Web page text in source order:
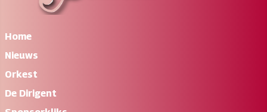
Home
Nieuws
Orkest
De Dirigent